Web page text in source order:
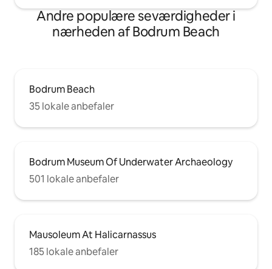
Andre populære seværdigheder i
nærheden af Bodrum Beach
Bodrum Beach
35 lokale anbefaler
Bodrum Museum Of Underwater Archaeology
501 lokale anbefaler
Mausoleum At Halicarnassus
185 lokale anbefaler